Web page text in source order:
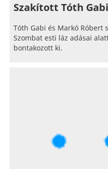
Szakított Tóth
Tóth Gabi és Markó Róbert
Szombat esti láz adásai
bontakozott ki.